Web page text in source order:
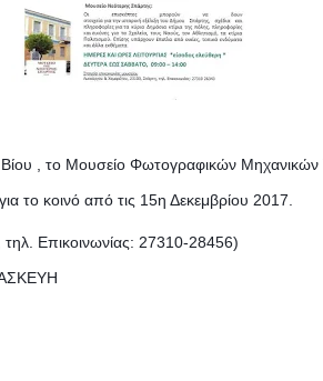
, το Μουσείο Φωτογραφικών Μηχανικών
το κοινό από τις 15η Δεκεμβρίου 2017.
Επικοινωνίας: 27310-28456)